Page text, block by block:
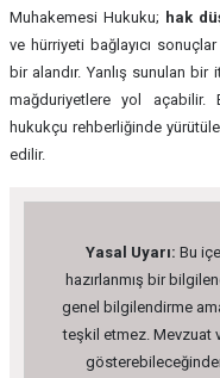
Muhakemesi Hukuku; hak
ve hürriyeti bağlayıcı
bir alandır. Yanlış sunulan
mağduriyetlere yol
hukukçu rehberliğinde
edilir.
Yasal Uyarı: Bu
hazırlanmış bir
genel bilgilendirme
teşkil etmez. Mevzuat